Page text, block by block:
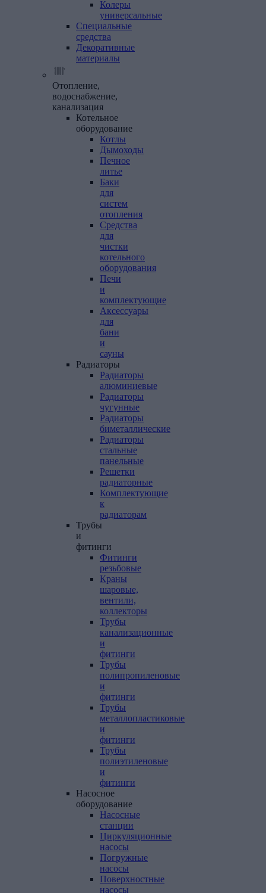
Колеры
универсальные
Специальные
средства
Декоративные
материалы
Отопление,
водоснабжение,
канализация
Котельное
оборудование
Котлы
Дымоходы
Печное
литье
Баки
для
систем
отопления
Средства
для
чистки
котельного
оборудования
Печи
и
комплектующие
Аксессуары
для
бани
и
сауны
Радиаторы
Радиаторы
алюминиевые
Радиаторы
чугунные
Радиаторы
биметаллические
Радиаторы
стальные
панельные
Решетки
радиаторные
Комплектующие
к
радиаторам
Трубы
и
фитинги
Фитинги
резьбовые
Краны
шаровые,
вентили,
коллекторы
Трубы
канализационные
и
фитинги
Трубы
полипропиленовые
и
фитинги
Трубы
металлопластиковые
и
фитинги
Трубы
полиэтиленовые
и
фитинги
Насосное
оборудование
Насосные
станции
Циркуляционные
насосы
Погружные
насосы
Поверхностные
насосы